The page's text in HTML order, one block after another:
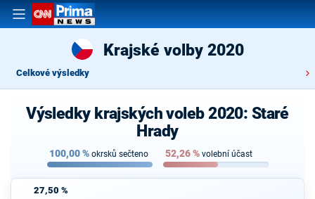
Krajské volby 2020
Celkové výsledky
Výsledky krajských voleb 2020: Staré
Hrady
100,00% okrsků sečteno 52,26% volební účast
27,50 %